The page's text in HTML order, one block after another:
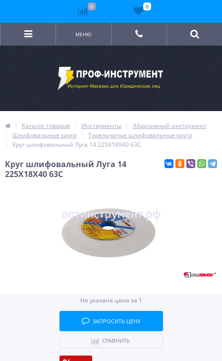
МЕНЮ
Каталог товаров Инструменты
Абразивный инструмент
Шлифовальные круги
Тарельчатые шлифовальные круги
Круг шлифовальный Луга 14 225Х18Х40 63С
Круг шлифовальный Луга 14
225Х18Х40 63С
Не указана цена за 1
ЗАПРОСИТЬ ЦЕНУ
СРАВНИТЬ
0 0